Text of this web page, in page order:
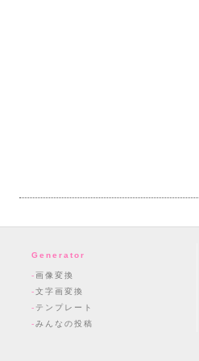
Generator
画像変換
文字画変換
テンプレート
みんなの投稿